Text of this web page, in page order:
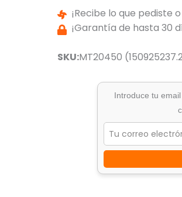
¡Recibe lo que pediste
¡Garantía de hasta 30
SKU:MT20450
Introduce tu